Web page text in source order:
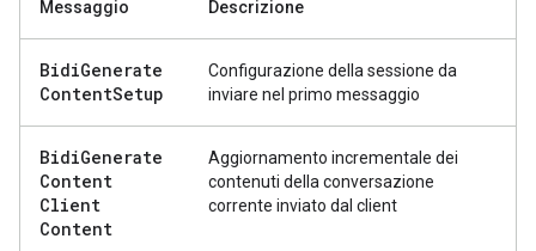
Messaggio Descrizione
BidiGenerate
ContentSetup
Configurazione della sessione da
inviare nel primo messaggio
BidiGenerate
Content
Client
Content
Aggiornamento incrementale dei
contenuti della conversazione
corrente inviato dal client